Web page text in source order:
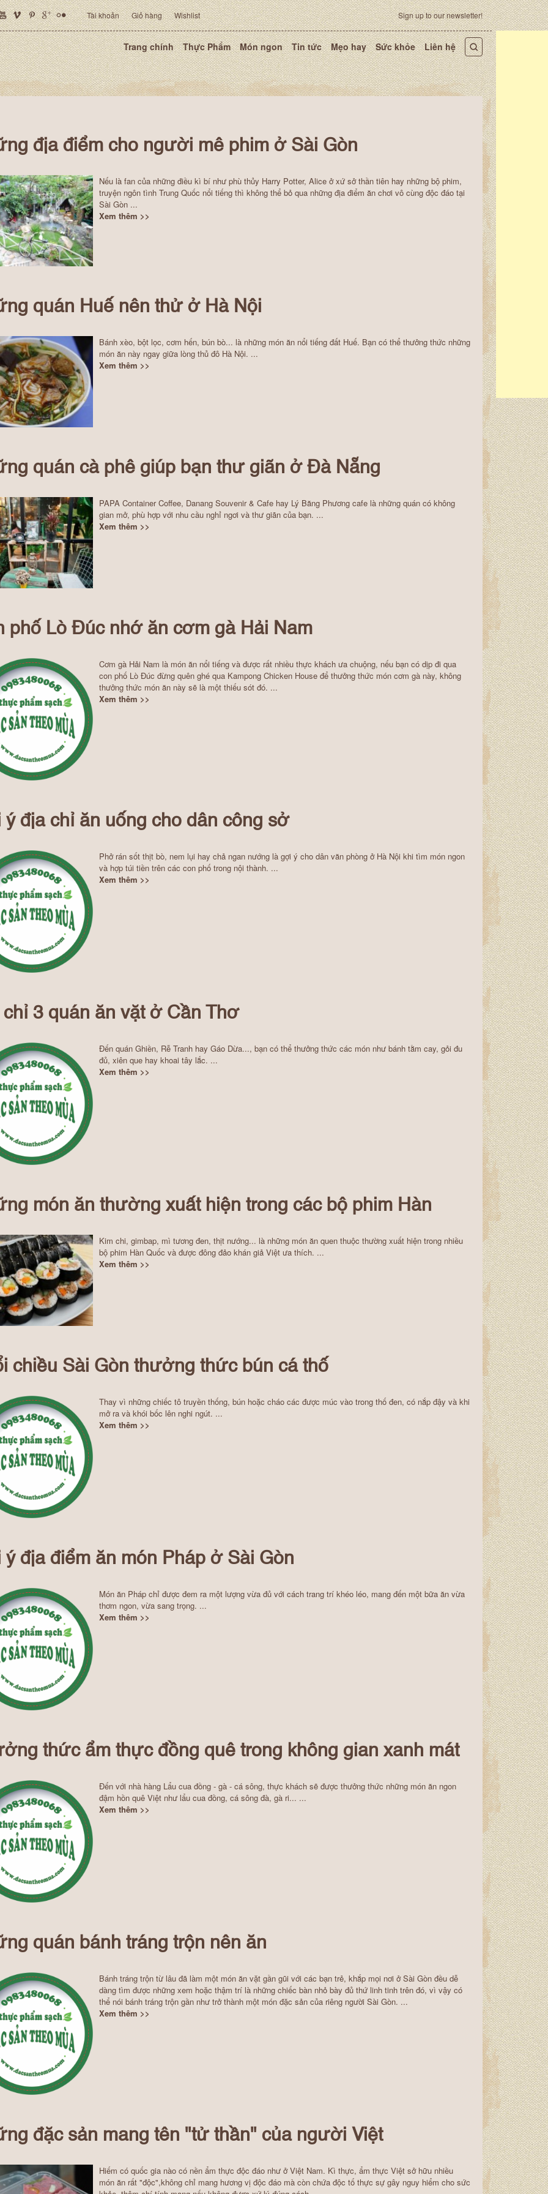
Tài khoản Giỏ hàng Wishlist Sign up to our newsletter!
Trang chính Thực Phẩm Món ngon Tin tức Mẹo hay Sức khỏe Liên hệ
địa điểm cho người mê phim ở Sài Gòn
Nếu là fan của những điều kì bí như phù thủy Harry Potter, Alice ở xứ sở thần tiên hay những bộ phim,
truyện ngôn tình Trung Quốc nổi tiếng thì không thể bỏ qua những địa điểm ăn chơi vô cùng độc đáo tại
Sài Gòn ...
Xem thêm >>
quán Huế nên thử ở Hà Nội
Bánh xèo, bột lọc, cơm hến, bún bò... là những món ăn nổi tiếng đất Huế. Bạn có thể thưởng thức những
món ăn này ngay giữa lòng thủ đô Hà Nội. ...
Xem thêm >>
quán cà phê giúp bạn thư giãn ở Đà Nẵng
PAPA Container Coffee, Danang Souvenir & Cafe hay Lý Băng Phương cafe là những quán có không
gian mở, phù hợp với nhu cầu nghỉ ngơi và thư giãn của bạn. ...
Xem thêm >>
phố Lò Đúc nhớ ăn cơm gà Hải Nam
Cơm gà Hải Nam là món ăn nổi tiếng và được rất nhiều thực khách ưa chuộng, nếu bạn có dịp đi qua
con phố Lò Đúc đừng quên ghé qua Kampong Chicken House để thưởng thức món cơm gà này, không
thưởng thức món ăn này sẽ là một thiếu sót đó. ...
Xem thêm >>
ý địa chỉ ăn uống cho dân công sở
Phở rán sốt thịt bò, nem lụi hay chả ngan nướng là gợi ý cho dân văn phòng ở Hà Nội khi tìm món ngon
và hợp túi tiền trên các con phố trong nội thành. ...
Xem thêm >>
3 quán ăn vặt ở Cần Thơ
Đến quán Ghiền, Rễ Tranh hay Gáo Dừa..., bạn có thể thưởng thức các món như bánh tằm cay, gỏi đu
đủ, xiên que hay khoai tây lắc. ...
Xem thêm >>
món ăn thường xuất hiện trong các bộ phim Hàn
Kim chi, gimbap, mì tương đen, thịt nướng... là những món ăn quen thuộc thường xuất hiện trong nhiều
bộ phim Hàn Quốc và được đông đảo khán giả Việt ưa thích. ...
Xem thêm >>
chiều Sài Gòn thưởng thức bún cá thố
Thay vì những chiếc tô truyền thống, bún hoặc cháo các được múc vào trong thố đen, có nắp đậy và khi
mở ra và khói bốc lên nghi ngút. ...
Xem thêm >>
ý địa điểm ăn món Pháp ở Sài Gòn
Món ăn Pháp chỉ được đem ra một lượng vừa đủ với cách trang trí khéo léo, mang đến một bữa ăn vừa
thơm ngon, vừa sang trọng. ...
Xem thêm >>
thức ẩm thực đồng quê trong không gian xanh mát
Đến với nhà hàng Lẩu cua đồng - gà - cá sông, thực khách sẽ được thưởng thức những món ăn ngon
đậm hồn quê Việt như lẩu cua đồng, cá sông đà, gà ri... ...
Xem thêm >>
quán bánh tráng trộn nên ăn
Bánh tráng trộn từ lâu đã làm một món ăn vặt gần gũi với các bạn trẻ, khắp mọi nơi ở Sài Gòn đều dễ
dàng tìm được những xem hoặc thậm trí là những chiếc bàn nhỏ bày đủ thứ linh tinh trên đó, vì vậy có
thể nói bánh tráng trộn gần như trở thành một món đặc sản của riêng người Sài Gòn. ...
Xem thêm >>
đặc sản mang tên "tử thần" của người Việt
Hiếm có quốc gia nào có nền ẩm thực độc đáo như ở Việt Nam. Kì thực, ẩm thực Việt sở hữu nhiều
món ăn rất "độc",không chỉ mang hương vị độc đáo mà còn chứa độc tố thực sự gây nguy hiểm cho sức